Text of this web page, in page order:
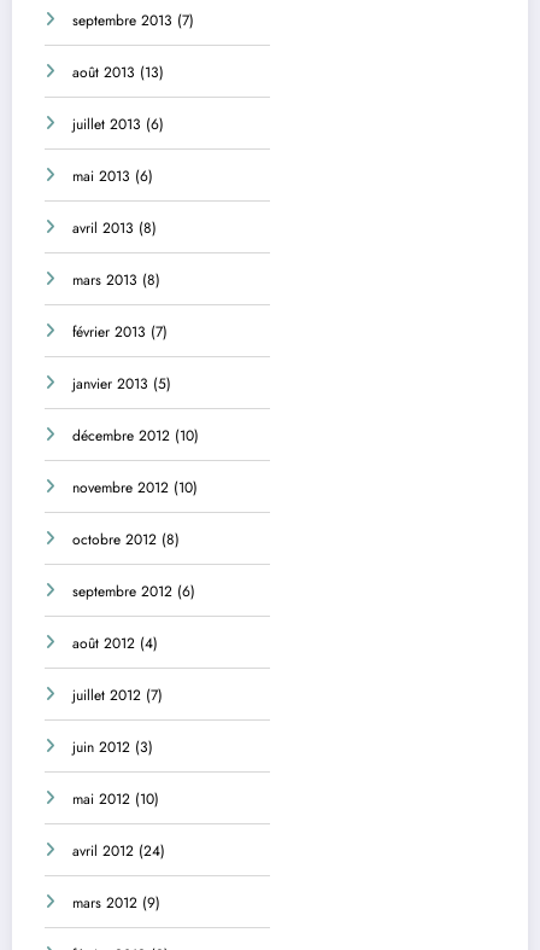
septembre 2013 (7)
août 2013 (13)
juillet 2013 (6)
mai 2013 (6)
avril 2013 (8)
mars 2013 (8)
février 2013 (7)
janvier 2013 (5)
décembre 2012 (10)
novembre 2012 (10)
octobre 2012 (8)
septembre 2012 (6)
août 2012 (4)
juillet 2012 (7)
juin 2012 (3)
mai 2012 (10)
avril 2012 (24)
mars 2012 (9)